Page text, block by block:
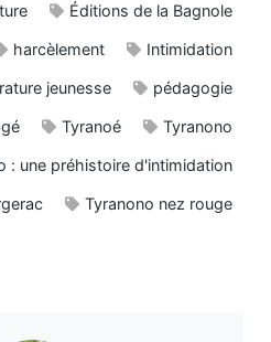
Éditions de la Bagnole
harcèlement Intimidation
jeunesse pédagogie
Tyranoé Tyranono
: une préhistoire d'intimidation
Tyranono nez rouge